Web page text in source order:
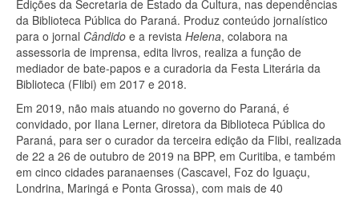
Edições da Secretaria de Estado da Cultura, nas dependências
da Biblioteca Pública do Paraná. Produz conteúdo jornalístico
para o jornal Cândido e a revista Helena, colabora na
assessoria de imprensa, edita livros, realiza a função de
mediador de bate-papos e a curadoria da Festa Literária da
Biblioteca (Flibi) em 2017 e 2018.
Em 2019, não mais atuando no governo do Paraná, é
convidado, por Ilana Lerner, diretora da Biblioteca Pública do
Paraná, para ser o curador da terceira edição da Flibi, realizada
de 22 a 26 de outubro de 2019 na BPP, em Curitiba, e também
em cinco cidades paranaenses (Cascavel, Foz do Iguaçu,
Londrina, Maringá e Ponta Grossa), com mais de 40